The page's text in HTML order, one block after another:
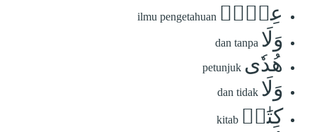
عِلۡمٖ ilmu pengetahuan
وَلَا dan tanpa
هُدٗى petunjuk
وَلَا dan tidak
كِتَٰبٖ kitab